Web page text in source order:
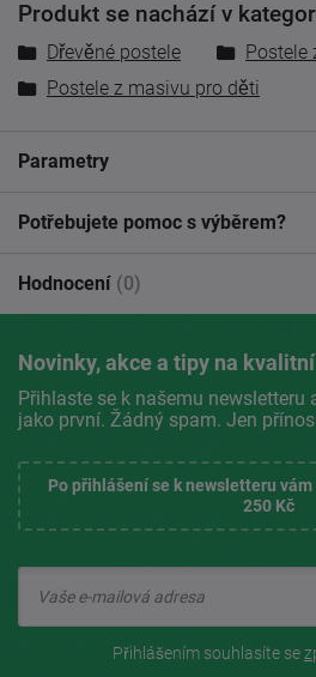
Produkt se nachází v
Dřevěné postele
Postele
Postele z masivu pro děti
Parametry
Potřebujete pomoc s výběrem?
Hodnocení (0)
Novinky, akce a tipy na
Přihlaste se k našemu newsletteru
jako první. Žádný spam. Jen
Po přihlášení se k newsletteru vám
250 Kč
Přihlášením souhlasíte se